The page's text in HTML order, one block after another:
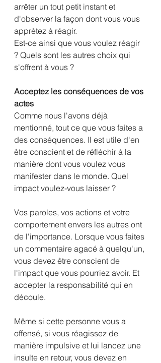
arrêter un tout petit instant et
d'observer la façon dont vous vous
apprêtez à réagir.
Est-ce ainsi que vous voulez réagir
? Quels sont les autres choix qui
s'offrent à vous ?
Acceptez les conséquences de vos
actes
Comme nous l'avons déjà
mentionné, tout ce que vous faites a
des conséquences. Il est utile d'en
être conscient et de réfléchir à la
manière dont vous voulez vous
manifester dans le monde. Quel
impact voulez-vous laisser ?
Vos paroles, vos actions et votre
comportement envers les autres ont
de l'importance. Lorsque vous faites
un commentaire agacé à quelqu'un,
vous devez être conscient de
l'impact que vous pourriez avoir. Et
accepter la responsabilité qui en
découle.
Même si cette personne vous a
offensé, si vous réagissez de
manière impulsive et lui lancez une
insulte en retour, vous devez en